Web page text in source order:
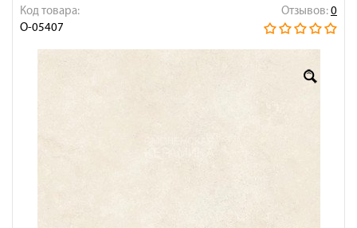
Сервис Отзывов: 0
Код товара:
О-05407